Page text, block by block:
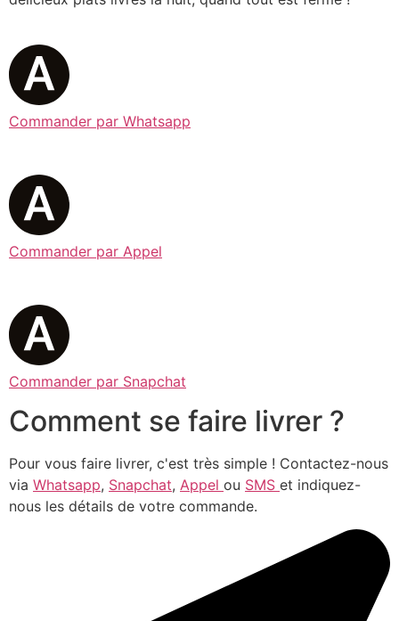
Commander par Whatsapp
Commander par Appel
Commander par Snapchat
Comment se faire livrer ?
Pour vous faire livrer, c'est très simple ! Contactez-nous
via Whatsapp, Snapchat, Appel ou SMS et indiquez-
nous les détails de votre commande.